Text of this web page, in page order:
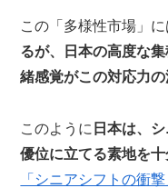
この「多様性市場」に
るが、日本の高度な
緒感覚がこの対応力の
このように 日本は、
優位に立てる素地を
「シニアシフトの衝撃